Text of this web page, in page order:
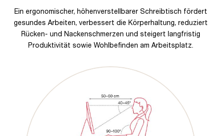
Ein ergonomischer, höhenverstellbarer Schreibtisch fördert
gesundes Arbeiten, verbessert die Körperhaltung, reduziert
Rücken- und Nackenschmerzen und steigert langfristig
Produktivität sowie Wohlbefinden am Arbeitsplatz.